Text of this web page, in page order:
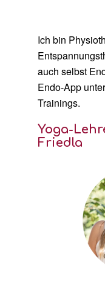
Ich bin
auch selbst
Endo-App
Trainings.
Yoga-
Friedla